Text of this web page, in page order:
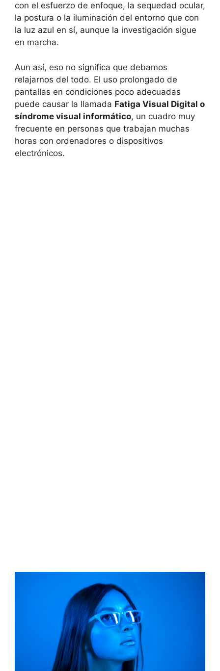
con el esfuerzo de enfoque, la sequedad ocular,
la postura o la iluminación del entorno que con
la luz azul en sí, aunque la investigación sigue
en marcha.
Aun así, eso no significa que debamos
relajarnos del todo. El uso prolongado de
pantallas en condiciones poco adecuadas
puede causar la llamada Fatiga Visual Digital o
síndrome visual informático, un cuadro muy
frecuente en personas que trabajan muchas
horas con ordenadores o dispositivos
electrónicos.